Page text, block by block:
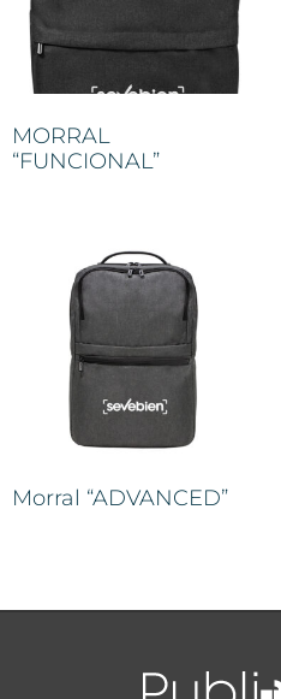
MORRAL
“FUNCIONAL”
Morral “ADVANCED”